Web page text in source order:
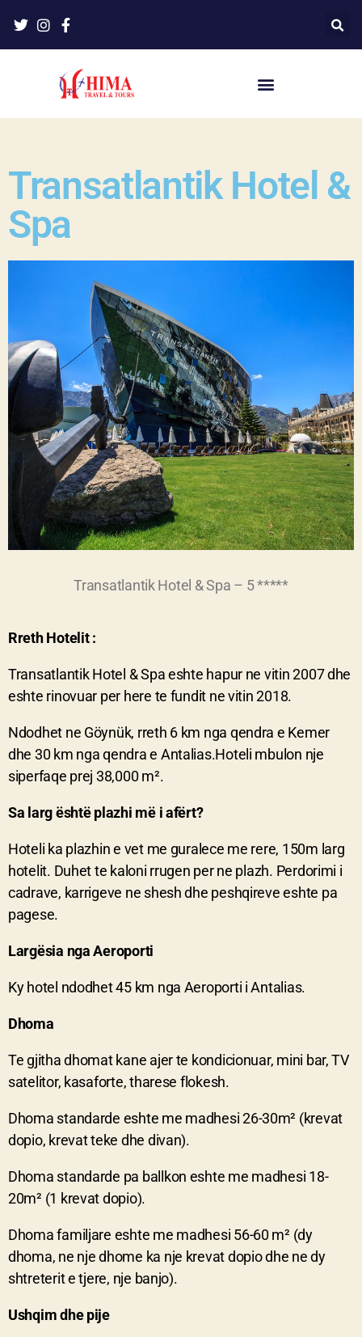
Transatlantik Hotel &
Spa
Transatlantik Hotel & Spa – 5 *****
Rreth Hotelit :
Transatlantik Hotel & Spa eshte hapur ne vitin 2007 dhe
eshte rinovuar per here te fundit ne vitin 2018.
Ndodhet ne Göynük, rreth 6 km nga qendra e Kemer
dhe 30 km nga qendra e Antalias.Hoteli mbulon nje
siperfaqe prej 38,000 m².
Sa larg është plazhi më i afërt?
Hoteli ka plazhin e vet me guralece me rere, 150m larg
hotelit. Duhet te kaloni rrugen per ne plazh. Perdorimi i
cadrave, karrigeve ne shesh dhe peshqireve eshte pa
pagese.
Largësia nga Aeroporti
Ky hotel ndodhet 45 km nga Aeroporti i Antalias.
Dhoma
Te gjitha dhomat kane ajer te kondicionuar, mini bar, TV
satelitor, kasaforte, tharese flokesh.
Dhoma standarde eshte me madhesi 26-30m² (krevat
dopio, krevat teke dhe divan).
Dhoma standarde pa ballkon eshte me madhesi 18-
20m² (1 krevat dopio).
Dhoma familjare eshte me madhesi 56-60 m² (dy
dhoma, ne nje dhome ka nje krevat dopio dhe ne dy
shtreterit e tjere, nje banjo).
Ushqim dhe pije